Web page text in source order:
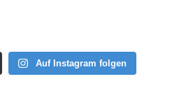
Auf Instagram folgen